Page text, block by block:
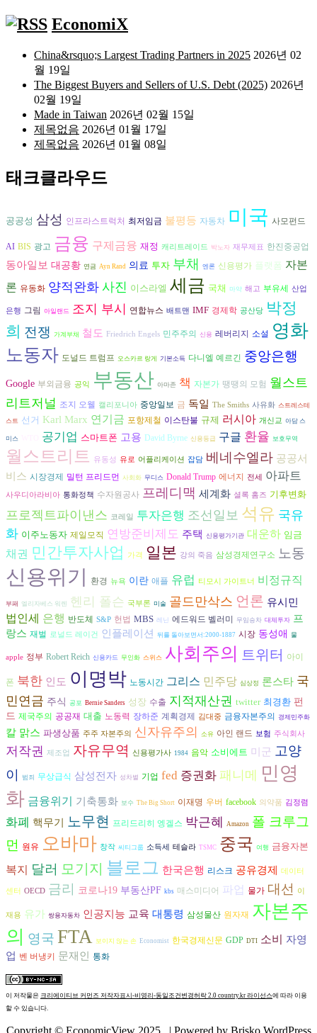
EconomiX
China&rsquo;s Largest Trading Partners in 2025 2026년 02
월 19일
The Biggest Buyers and Sellers of U.S. Debt (2025) 2026년
02월 19일
Made in Taiwan 2026년 02월 15일
제목없음 2026년 01월 17일
제목없음 2026년 01월 08일
태크클라우드
공공성 삼성 인프라스트럭처 최저임금 불평등 자동차 미국 사모펀드
AI BIS 광고 금융 구제금융 재정 캐리트레이드 박노자 재무제표 한진중공업
동아일보 대공황 연금 Ayn Rand 의료 투자 부채 엔론 신용평가 플랫폼 자본
론 유동화 양적완화 사진 이스라엘 세금 국채 마약 해고 부유세 산업
은행 그림 아일랜드 조지 부시 연합뉴스 배트맨 IMF 경제학 공산당 박정
희 전쟁 가계부채 철도 Friedrich Engels 민주주의 신용 레버리지 소설 영화
노동자 도널드 트럼프 오스카르 랑게 기본소득 다니엘 예르긴 중앙은행
Google 부외금융 공익 부동산 아마존 책 자본가 땡땡의 모험 월스트
리트저널 조지 오웰 캘리포니아 중앙일보 금 독일 The Smiths 사유화 스트레스테
스트 선거 Karl Marx 연기금 포항제철 이스탄불 규제 러시아 개신교 아담 스
미스 공기업 스마트폰 고용 David Byrne 신용등급 구글 환율 보호무역
월스트리트 유동성 유로 어플리케이션 잡담 베네수엘라 공공서
비스 시장경제 밀턴 프리드먼 사회화 무디스 Donald Trump 에너지 전세 아파트
사우디아라비아 통화정책 수자원공사 프레디맥 세계화 셜록 홈즈 기후변화
프로젝트파이낸스 코레일 투자은행 조선일보 석유 국유
화 이주노동자 제일모직 연방준비제도 주택 신용평가기관 대운하 임금
채권 민간투자사업 가격 일본 강의 죽음 삼성경제연구소 노동
신용위기 환경 뉴욕 이란 애플 유럽 티모시 가이트너 비정규직
부패 엘리자베스 워렌 헨리 폴슨 국부론 미술 골드만삭스 언론 유시민
법인세 은행 반도체 S&P 헌법 MBS 레닌 에드워드 벨러미 무임승차 대체투자 프
랑스 재벌 로널드 레이건 인플레이션 뒤를 돌아보면서:2000-1887 시장 동성애 물
apple 정부 Robert Reich 신용카드 무인화 스위스 사회주의 트위터 아이
폰 북한 인도 이명박 노동시간 그리스 민주당 심상정 론스타 국
민연금 주식 공포 Bernie Sanders 성장 수출 지적재산권 twitter 최경환 펀
드 제국주의 공공재 대출 노동력 장하준 계획경제 김대중 금융자본주의 경제민주화
칼 맑스 파생상품 주주 자본주의 신자유주의 소유 아인 랜드 보험 주식회사
저작권 제조업 자유무역 신용평가사 1984 음악 소비에트 미군 고양
이
범죄 무상급식 삼성전자 성차별 기업 fed 증권화 패니메 민영
화 금융위기 기축통화 보수 The Big Short 이재명 우버 facebook 의약품 김정렴
화폐 핵무기 노무현 프리드리히 엥겔스 박근혜 Amazon 폴 크루그
먼 원유 오바마 창작 씨티그룹 소득세 테슬라 TSMC 중국 여행 금융자본
복지 달러 모기지 블로그 한국은행 리스크 공유경제 데이터
센터 OECD 금리 코로나19 부동산PF kbs 매스미디어 파업 물가 대선 이
재용 유가 쌍용자동차 인공지능 교육 대통령 삼성물산 원자재 자본주
의 영국 FTA 보이지 않는 손 Economist 한국경제신문 GDP DTI 소비
자영
업 벤 버냉키 문재인 통화
이 저작물은 크리에이티브 커먼즈 저작자표시-비영리-동일조건변경허락 2.0 country.kr 라이선스에 따라 이용
할 수 있습니다.
Copyright © EconomicView 2025 . | Powered by Brisko WordPress